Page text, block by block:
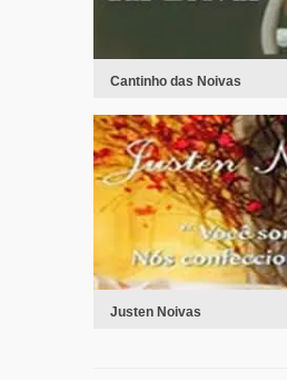
Cantinho das Noivas
Justen Noivas